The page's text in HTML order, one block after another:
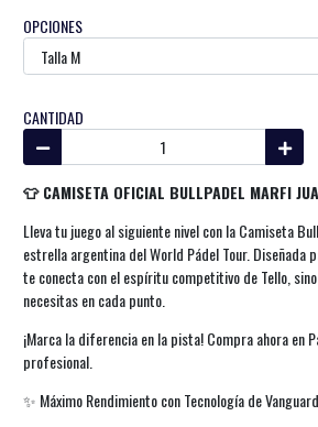
OPCIONES
CANTIDAD
👕 CAMISETA OFICIAL BULLPADEL MARFI
Lleva tu juego al siguiente nivel con la Camiseta
estrella argentina del World Pádel Tour.
te conecta con el espíritu competitivo de Tello,
necesitas en cada punto.
¡Marca la diferencia en la pista! Compra ahora en
profesional.
✨ Máximo Rendimiento con Tecnología de